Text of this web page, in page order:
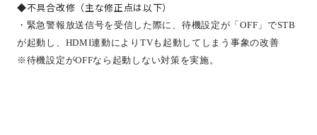
◆不具合改修（主な修正点は以下）
・緊急警報放送信号を受信した際に、待機設定が「OFF 」でSTB
が起動し、 HDMI連動により TVも起動してしまう事象の改善
※待機設定がOFFなら起動しない対策を実施。